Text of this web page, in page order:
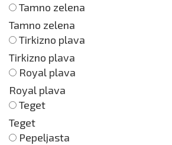
Tamno zelena
Tamno zelena
Tirkizno plava
Tirkizno plava
Royal plava
Royal plava
Teget
Teget
Pepeljasta